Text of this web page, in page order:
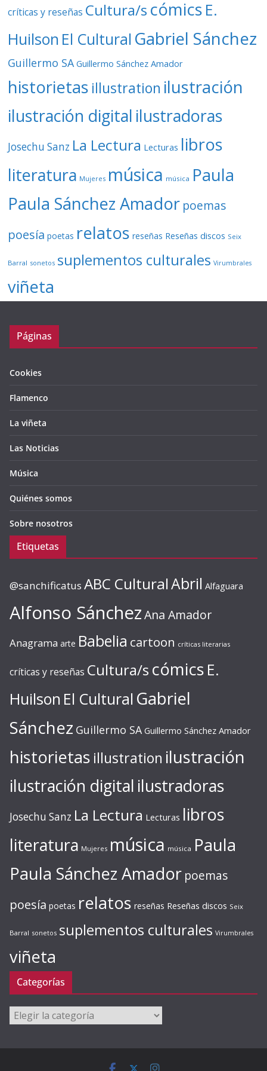
críticas y reseñas Cultura/s cómics E.
Huilson El Cultural Gabriel Sánchez
Guillermo SA Guillermo Sánchez Amador
historietas illustration ilustración
ilustración digital ilustradoras
Josechu Sanz La Lectura Lecturas libros
literatura Mujeres música música Paula
Paula Sánchez Amador poemas
poesía poetas relatos reseñas Reseñas discos Seix
Barral sonetos suplementos culturales Virumbrales
viñeta
Páginas
Cookies
Flamenco
La viñeta
Las Noticias
Música
Quiénes somos
Sobre nosotros
Etiquetas
@sanchificatus ABC CulturalAbril Alfaguara
Alfonso SánchezAna Amador
Anagrama arte Babelia cartoon críticas literarias
críticas y reseñas Cultura/s cómics E.
Huilson El Cultural Gabriel
Sánchez Guillermo SA Guillermo Sánchez Amador
historietas illustration ilustración
ilustración digital ilustradoras
Josechu Sanz La Lectura Lecturas libros
literatura Mujeres música música Paula
Paula Sánchez Amador poemas
poesía poetas relatos reseñas Reseñas discos Seix
Barral sonetos suplementos culturales Virumbrales
viñeta
Categorías
Categorías